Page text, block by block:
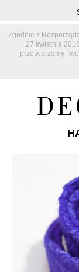
Zgodnie z
27 kwietnia
przetwarzamy